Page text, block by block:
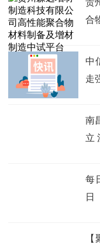
合
中
走
南
立
每
日